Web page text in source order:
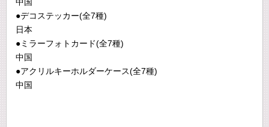
●デコステッカー(全7種)
日本
●ミラーフォトカード(全7種)
中国
●アクリルキーホルダーケース(全7種)
中国